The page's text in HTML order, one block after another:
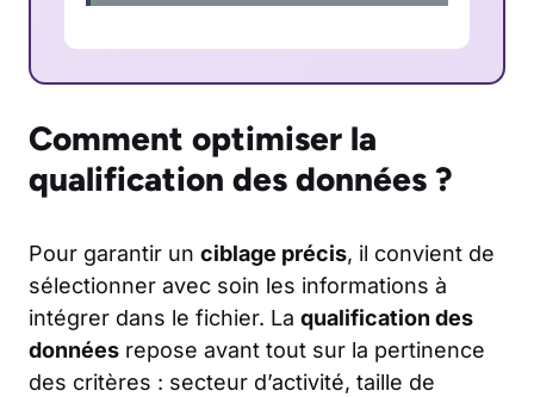
Comment optimiser la
qualification des données ?
Pour garantir un ciblage précis, il convient de
sélectionner avec soin les informations à
intégrer dans le fichier. La qualification des
données repose avant tout sur la pertinence
des critères : secteur d’activité, taille de